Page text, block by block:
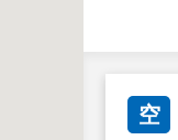
空